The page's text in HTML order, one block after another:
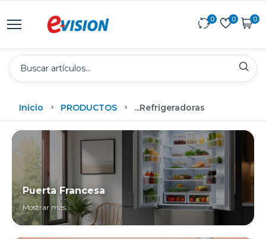
0 0 0
Inicio PRODUCTOS ...Refrigeradoras
Puerta Francesa
Mostrar más